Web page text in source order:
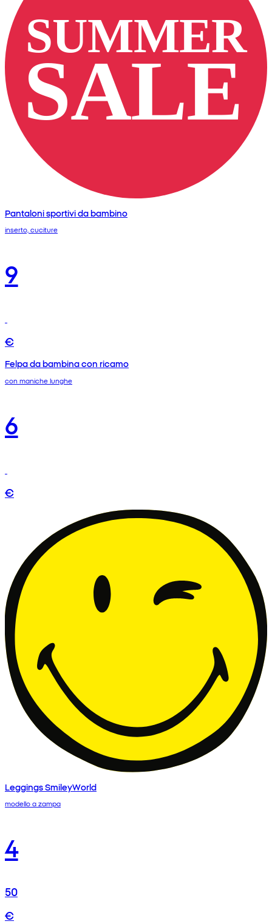
Pantaloni sportivi da bambino
inserto, cuciture
9
€
Felpa da bambina con ricamo
con maniche lunghe
6
€
Leggings SmileyWorld
modello a zampa
4
50
€